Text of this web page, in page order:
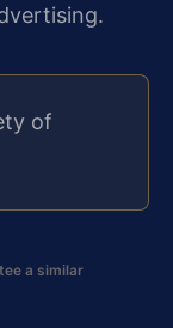
of
a similar